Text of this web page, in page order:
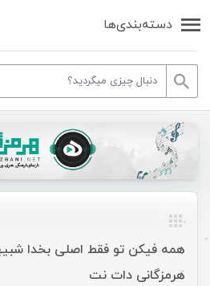
دسته‌بندی‌ها
همه فیکن تو فقط اصلی بخدا
هرمزگانی دات نت